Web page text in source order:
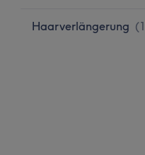
Haarverlängerung (1